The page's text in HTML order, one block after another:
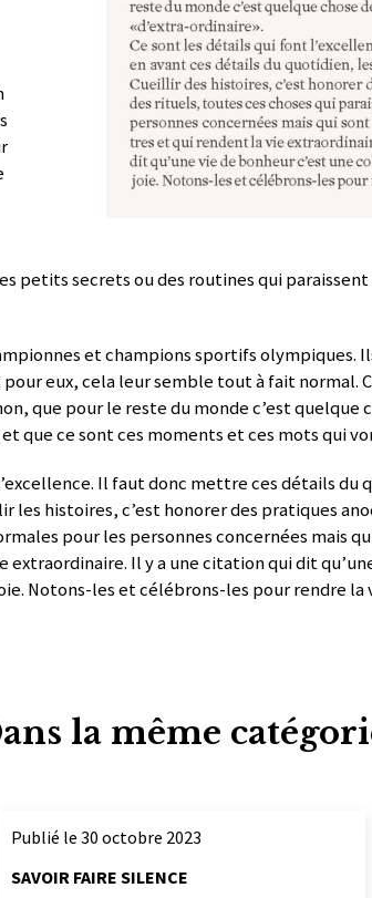
petits secrets ou des routines qui
et champions sportifs olympiques.
eux, cela leur semble tout à fait normal.
que pour le reste du monde c’est quelque
et que ce sont ces moments et ces mots qui
Il faut donc mettre ces détails du
les histoires, c’est honorer des pratiques
pour les personnes concernées mais
extraordinaire. Il y a une citation qui dit
Notons-les et célébrons-les pour rendre la
la même
Publié le 30 octobre 2023
SAVOIR FAIRE SILENCE